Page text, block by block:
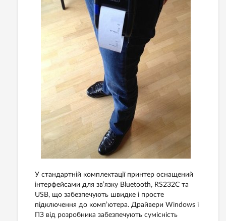
У стандартній комплектації принтер оснащений
інтерфейсами для зв’язку Bluetooth, RS232C та
USB, що забезпечують швидке і просте
підключення до комп’ютера. Драйвери Windows і
ПЗ від розробника забезпечують сумісність